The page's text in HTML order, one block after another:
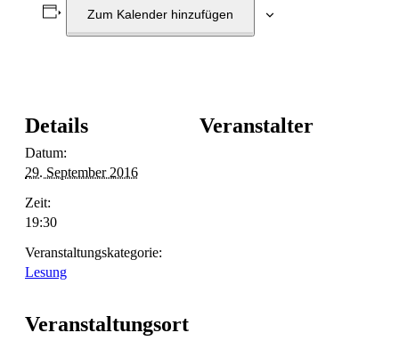
Zum Kalender hinzufügen
Details
Datum:
29. September 2016
Zeit:
19:30
Veranstaltungskategorie:
Lesung
Veranstaltungsort
Veranstalter